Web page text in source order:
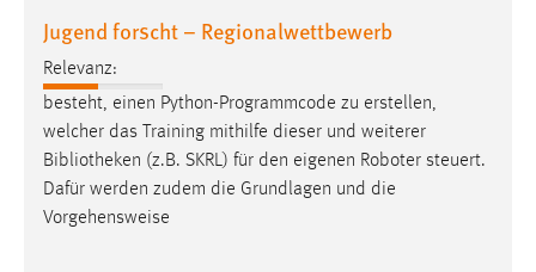
Jugend forscht – Regionalwettbewerb
Relevanz:
besteht, einen Python-Programmcode zu erstellen,
welcher das Training mithilfe dieser und weiterer
Bibliotheken (z.B. SKRL) für den eigenen Roboter steuert.
Dafür werden zudem die Grundlagen und die
Vorgehensweise